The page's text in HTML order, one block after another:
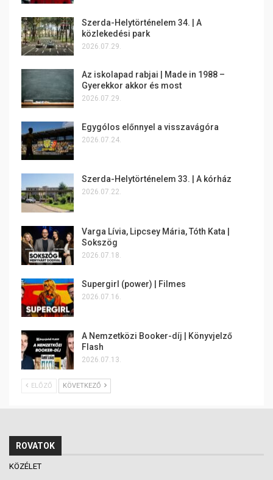
Szerda-Helytörténelem 34. | A
közlekedési park
2026.07.29.
Az iskolapad rabjai | Made in 1988 –
Gyerekkor akkor és most
2026.07.29.
Egygólos előnnyel a visszavágóra
2026.07.24.
Szerda-Helytörténelem 33. | A kórház
2026.07.22.
Varga Lívia, Lipcsey Mária, Tóth Kata |
Sokszög
2026.07.18.
Supergirl (power) | Filmes
2026.07.16.
A Nemzetközi Booker-díj | Könyvjelző
Flash
2026.07.13.
ELŐZŐ KÖVETKEZŐ
ROVATOK
KÖZÉLET